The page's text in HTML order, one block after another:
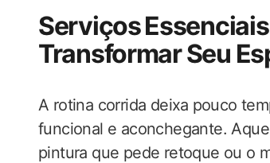
Serviços
Transformar Seu
A rotina corrida deixa ⁣pouco
funcional e aconchegante.
pintura que pede retoque ou o